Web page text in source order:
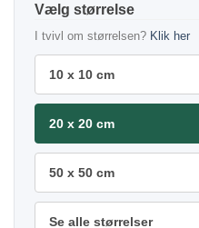
størrelse
I tvivl om størrelsen? Klik her
10 x 10 cm
20 x 20 cm
50 x 50 cm
Se alle størrelser